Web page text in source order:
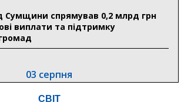
Сумщини спрямував 0,2 млрд грн
виплати та підтримку
03 серпня
СВІТ